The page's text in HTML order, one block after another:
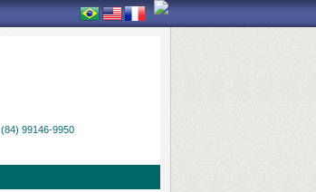
(84) 99146-9950